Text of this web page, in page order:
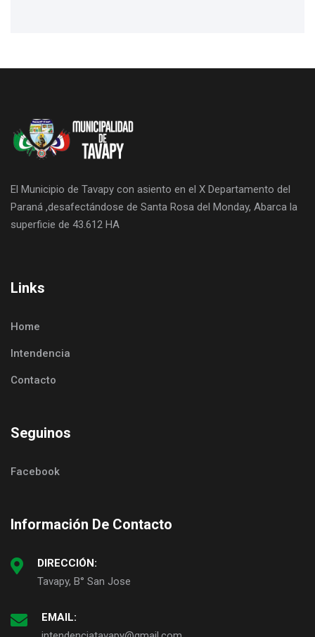
El Municipio de Tavapy con asiento en el X Departamento del
Paraná ,desafectándose de Santa Rosa del Monday, Abarca la
superficie de 43.612 HA
Links
Home
Intendencia
Contacto
Seguinos
Facebook
Información De Contacto
DIRECCIÓN:
Tavapy, B° San Jose
EMAIL: